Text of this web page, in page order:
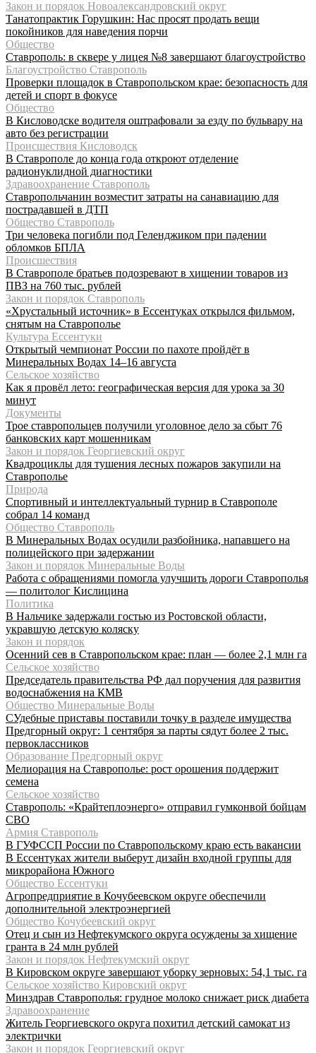
Закон и порядок Новоалександровский округ
Танатопрактик Горушкин: Нас просят продать вещи
покойников для наведения порчи
Общество
Ставрополь: в сквере у лицея №8 завершают благоустройство
Благоустройство Ставрополь
Проверки площадок в Ставропольском крае: безопасность для
детей и спорт в фокусе
Общество
В Кисловодске водителя оштрафовали за езду по бульвару на
авто без регистрации
Происшествия Кисловодск
В Ставрополе до конца года откроют отделение
радионуклидной диагностики
Здравоохранение Ставрополь
Ставропольчанин возместит затраты на санавиацию для
пострадавшей в ДТП
Общество Ставрополь
Три человека погибли под Геленджиком при падении
обломков БПЛА
Происшествия
В Ставрополе братьев подозревают в хищении товаров из
ПВЗ на 760 тыс. рублей
Закон и порядок Ставрополь
«Хрустальный источник» в Ессентуках открылся фильмом,
снятым на Ставрополье
Культура Ессентуки
Открытый чемпионат России по пахоте пройдёт в
Минеральных Водах 14–16 августа
Сельское хозяйство
Как я провёл лето: географическая версия для урока за 30
минут
Документы
Трое ставропольцев получили уголовное дело за сбыт 76
банковских карт мошенникам
Закон и порядок Георгиевский округ
Квадроциклы для тушения лесных пожаров закупили на
Ставрополье
Природа
Спортивный и интеллектуальный турнир в Ставрополе
собрал 14 команд
Общество Ставрополь
В Минеральных Водах осудили разбойника, напавшего на
полицейского при задержании
Закон и порядок Минеральные Воды
Работа с обращениями помогла улучшить дороги Ставрополья
— политолог Кислицина
Политика
В Нальчике задержали гостью из Ростовской области,
укравшую детскую коляску
Закон и порядок
Осенний сев в Ставропольском крае: план — более 2,1 млн га
Сельское хозяйство
Председатель правительства РФ дал поручения для развития
водоснабжения на КМВ
Общество Минеральные Воды
СУдебные приставы поставили точку в разделе имущества
Предгорный округ: 1 сентября за парты сядут более 2 тыс.
первоклассников
Образование Предгорный округ
Мелиорация на Ставрополье: рост орошения поддержит
семена
Сельское хозяйство
Ставрополь: «Крайтеплоэнерго» отправил гумконвой бойцам
СВО
Армия Ставрополь
В ГУФССП России по Ставропольскому краю есть вакансии
В Ессентуках жители выберут дизайн входной группы для
микрорайона Южного
Общество Ессентуки
Агропредприятие в Кочубеевском округе обеспечили
дополнительной электроэнергией
Общество Кочубеевский округ
Отец и сын из Нефтекумского округа осуждены за хищение
гранта в 24 млн рублей
Закон и порядок Нефтекумский округ
В Кировском округе завершают уборку зерновых: 54,1 тыс. га
Сельское хозяйство Кировский округ
Минздрав Ставрополья: грудное молоко снижает риск диабета
Здравоохранение
Житель Георгиевского округа похитил детский самокат из
электрички
Закон и порядок Георгиевский округ